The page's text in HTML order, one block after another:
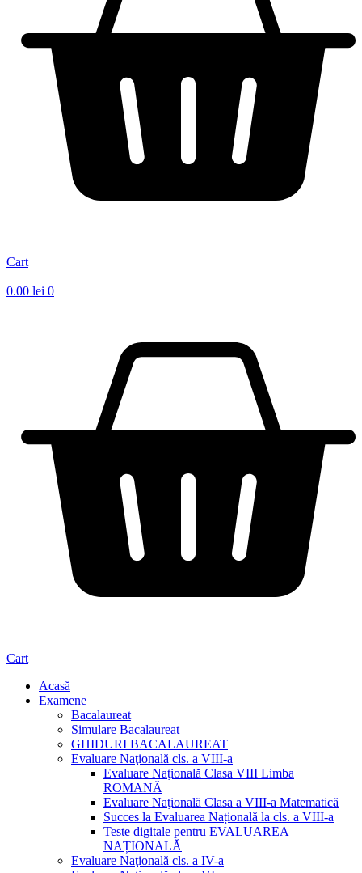
Cart
0.00 lei 0
Cart
Acasă
Examene
Bacalaureat
Simulare Bacalaureat
GHIDURI BACALAUREAT
Evaluare Naţională cls. a VIII-a
Evaluare Naţională Clasa VIII Limba
ROMANĂ
Evaluare Naţională Clasa a VIII-a Matematică
Succes la Evaluarea Națională la cls. a VIII-a
Teste digitale pentru EVALUAREA
NAȚIONALĂ
Evaluare Naţională cls. a IV-a